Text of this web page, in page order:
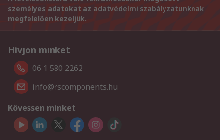
személyes adatokat az adatvédelmi szabályzatunknak
megfelelően kezeljük.
Hívjon minket
06 1 580 2262
info@rscomponents.hu
Kövessen minket